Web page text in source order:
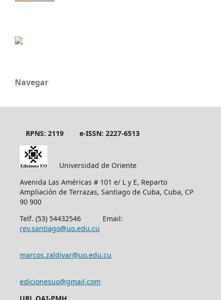
Navegar
RPNS: 2119 e-ISSN: 2227-6513
Universidad de Oriente
Avenida Las Américas # 101 e/ L y E, Reparto
Ampliación de Terrazas, Santiago de Cuba, Cuba, CP
90 900
Telf. (53) 54432546 Email:
rev.santiago@uo.edu.cu
marcos.zaldivar@uo.edu.cu
edicionesuo@gmail.com